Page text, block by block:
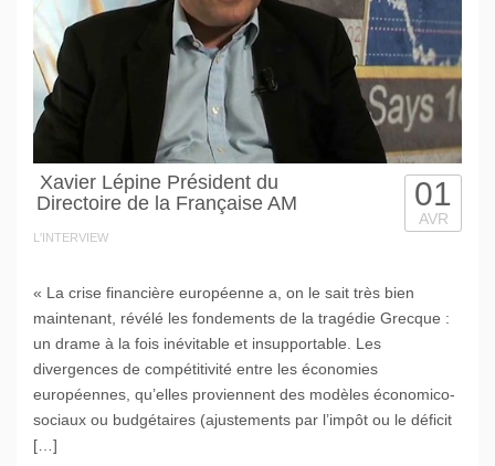
Xavier Lépine Président du
Directoire de la Française AM
L'INTERVIEW
01
AVR
« La crise financière européenne a, on le sait très bien
maintenant, révélé les fondements de la tragédie Grecque :
un drame à la fois inévitable et insupportable. Les
divergences de compétitivité entre les économies
européennes, qu’elles proviennent des modèles économico-
sociaux ou budgétaires (ajustements par l’impôt ou le déficit
[…]